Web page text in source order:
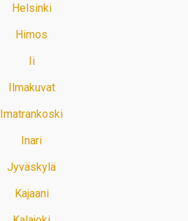
Helsinki
Himos
Ii
Ilmakuvat
Imatrankoski
Inari
Jyväskylä
Kajaani